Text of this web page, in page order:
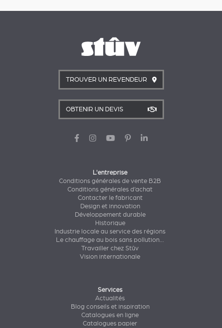
TROUVER UN REVENDEUR
OBTENIR UN DEVIS
L'entreprise
Conditions générales de vente B2B
Conditions générales d’achat
Contacter le fabricant
Design et innovation
Développement durable
Historique
Industrie locale au service des régions
Le chauffage au bois sans pollution...
Travailler chez Stûv
Vision internationale
Services
Actualités
Blog conseils et inspiration
Catalogues en ligne
Catalogues papier